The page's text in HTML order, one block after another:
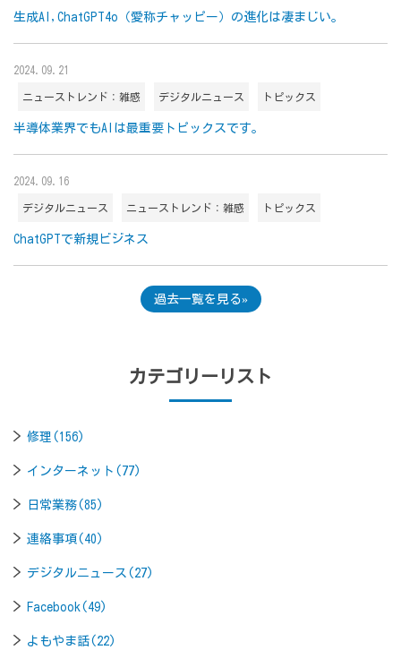
生成AI,ChatGPT4o（愛称チャッピー）の進化は凄まじい。
2024.09.21
ニューストレンド：雑感 デジタルニュース トピックス
半導体業界でもAIは最重要トピックスです。
2024.09.16
デジタルニュース ニューストレンド：雑感 トピックス
ChatGPTで新規ビジネス
過去一覧を見る
カテゴリーリスト
修理(156)
インターネット(77)
日常業務(85)
連絡事項(40)
デジタルニュース(27)
Facebook(49)
よもやま話(22)